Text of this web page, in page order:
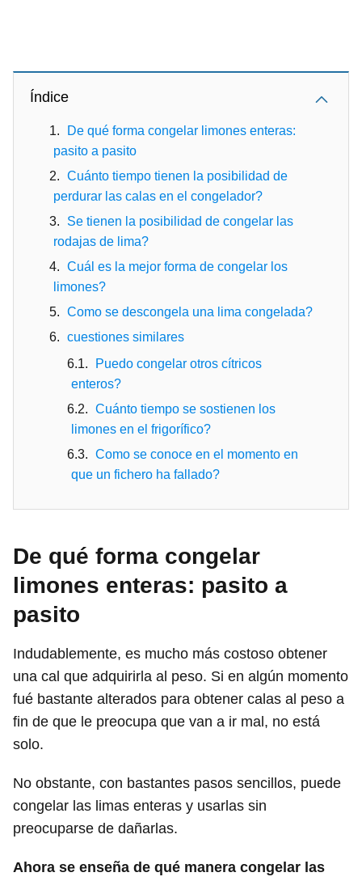
Índice
De qué forma congelar limones enteras:
pasito a pasito
Cuánto tiempo tienen la posibilidad de
perdurar las calas en el congelador?
Se tienen la posibilidad de congelar las
rodajas de lima?
Cuál es la mejor forma de congelar los
limones?
Como se descongela una lima congelada?
cuestiones similares
Puedo congelar otros cítricos
enteros?
Cuánto tiempo se sostienen los
limones en el frigorífico?
Como se conoce en el momento en
que un fichero ha fallado?
De qué forma congelar
limones enteras: pasito a
pasito
Indudablemente, es mucho más costoso obtener
una cal que adquirirla al peso. Si en algún momento
fué bastante alterados para obtener calas al peso a
fin de que le preocupa que van a ir mal, no está
solo.
No obstante, con bastantes pasos sencillos, puede
congelar las limas enteras y usarlas sin
preocuparse de dañarlas.
Ahora se enseña de qué manera congelar las